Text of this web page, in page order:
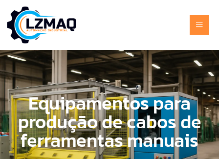
Equipamentos para
produção de cabos de
ferramentas manuais